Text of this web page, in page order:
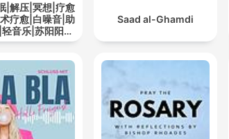
|解压|冥想|疗愈
疗愈|白噪音|助
音乐|苏阳阳频
道
Saad al-Ghamdi